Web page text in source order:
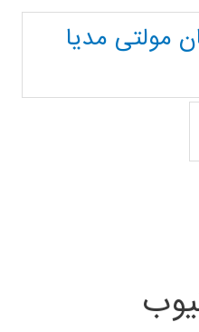
مولتی مدیا